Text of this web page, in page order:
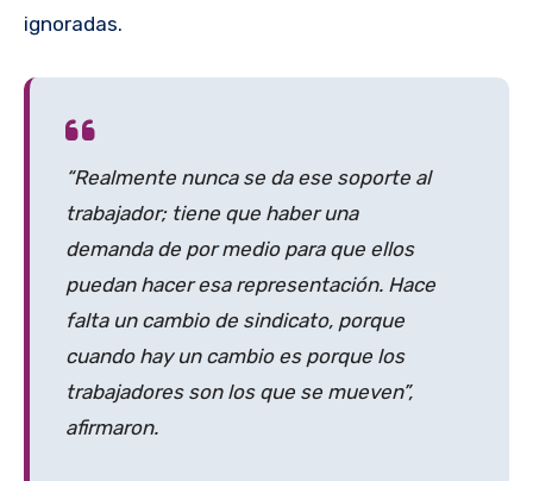
ignoradas.
“Realmente nunca se da ese soporte al
trabajador; tiene que haber una
demanda de por medio para que ellos
puedan hacer esa representación. Hace
falta un cambio de sindicato, porque
cuando hay un cambio es porque los
trabajadores son los que se mueven”,
afirmaron.